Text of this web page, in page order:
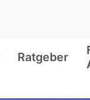
Ratgeber